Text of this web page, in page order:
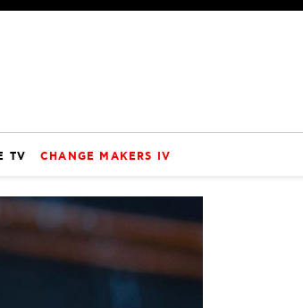
TV CHANGE MAKERS IV